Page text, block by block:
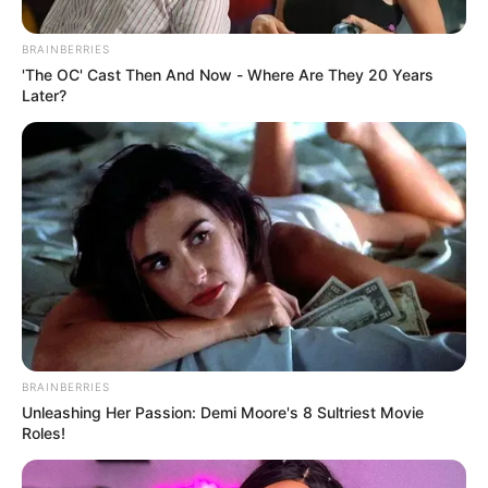
Villa Restrepo
Villa Restrepo
Por:Paula Rodríguez
Agosto 13, 2024
BRAINBERRIES
'The OC' Cast Then And Now - Where Are They 20 Years
Later?
BRAINBERRIES
Unleashing Her Passion: Demi Moore's 8 Sultriest Movie
Roles!